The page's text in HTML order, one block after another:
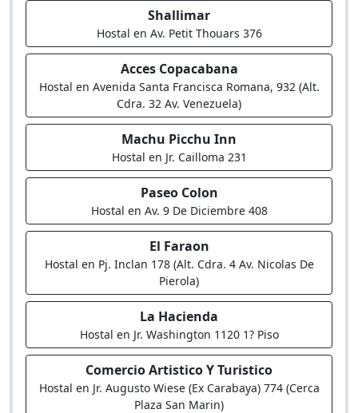
Shallimar
Hostal en Av. Petit Thouars 376
Acces Copacabana
Hostal en Avenida Santa Francisca Romana, 932 (Alt.
Cdra. 32 Av. Venezuela)
Machu Picchu Inn
Hostal en Jr. Cailloma 231
Paseo Colon
Hostal en Av. 9 De Diciembre 408
El Faraon
Hostal en Pj. Inclan 178 (Alt. Cdra. 4 Av. Nicolas De
Pierola)
La Hacienda
Hostal en Jr. Washington 1120 1? Piso
Comercio Artistico Y Turistico
Hostal en Jr. Augusto Wiese (Ex Carabaya) 774 (Cerca
Plaza San Marin)